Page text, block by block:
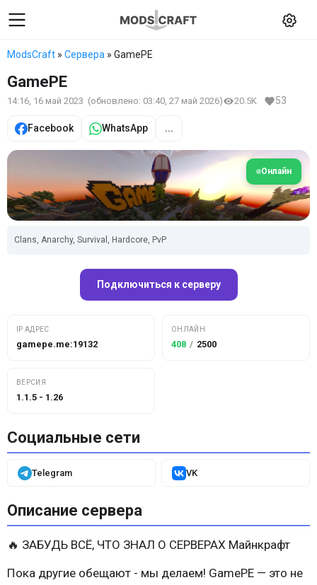
ModsCraft » Сервера » GamePE
GamePE
14:16, 16 май 2023 (обновлено: 03:40, 27 май 2026) 20.5K 53
Facebook WhatsApp ...
Онлайн
Clans, Anarchy, Survival, Hardcore, PvP
Подключиться к серверу
IP АДРЕС
gamepe.me:19132
ОНЛАЙН
408 / 2500
ВЕРСИЯ
1.1.5 - 1.26
Социальные сети
Telegram VK
Описание сервера
🔥 ЗАБУДЬ ВСЁ, ЧТО ЗНАЛ О СЕРВЕРАХ Майнкрафт
Пока другие обещают - мы делаем! GamePE — это не